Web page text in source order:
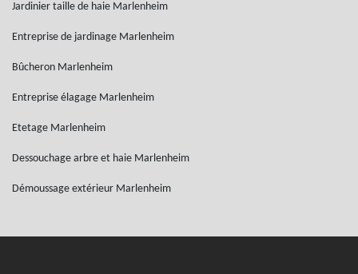
Jardinier taille de haie Marlenheim
Entreprise de jardinage Marlenheim
Bûcheron Marlenheim
Entreprise élagage Marlenheim
Etetage Marlenheim
Dessouchage arbre et haie Marlenheim
Démoussage extérieur Marlenheim